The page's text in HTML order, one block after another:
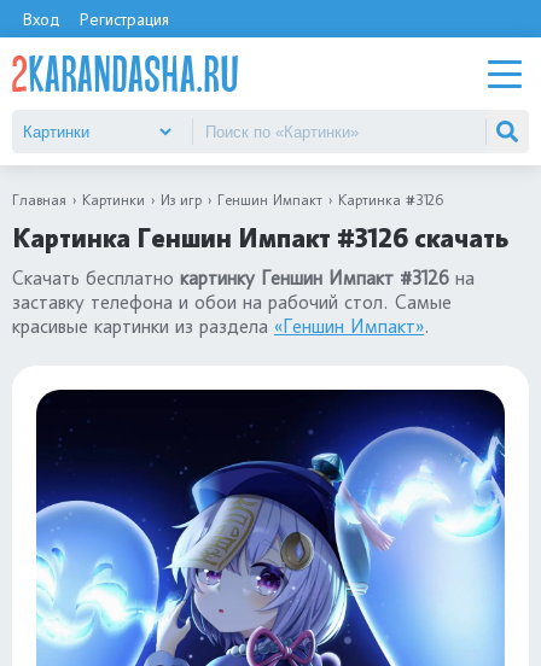
Вход Регистрация
Главная Картинки Из игр Геншин Импакт Картинка #3126
Картинка Геншин Импакт #3126 скачать
Скачать бесплатно картинку Геншин Импакт #3126 на
заставку телефона и обои на рабочий стол. Самые
красивые картинки из раздела «Геншин Импакт».